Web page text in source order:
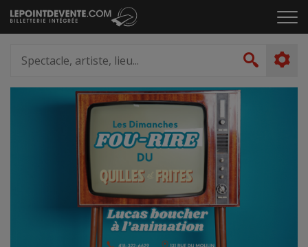
Passer
au
le
artiste,
lieu...